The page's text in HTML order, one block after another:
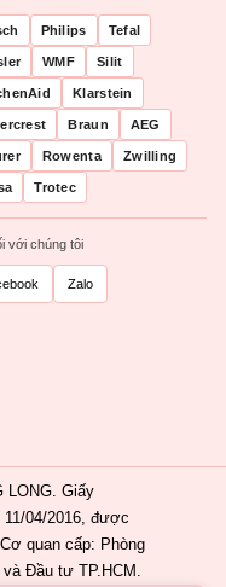
Philips Tefal
WMF Silit
Klarstein
Braun AEG
Rowenta Zwilling
Trotec
với chúng tôi
Zalo
LONG. Giấy
11/04/2016, được
quan cấp: Phòng
Đầu tư TP.HCM.